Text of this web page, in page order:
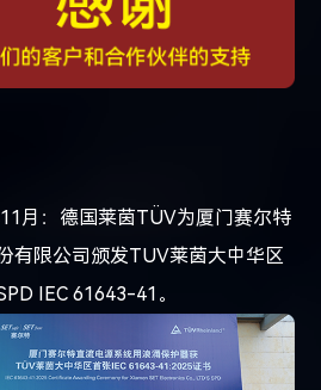
月：德国莱茵TÜV为厦门赛尔特
有限公司颁发TUV莱茵大中华区
IEC 61643-41。